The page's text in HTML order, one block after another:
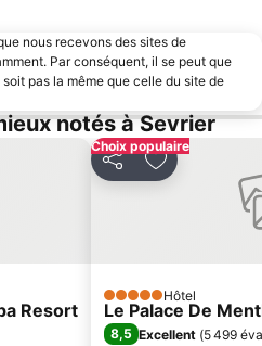
Centre International de Conférences Genève
Jet d'Eau
Plage de Duingt
Golf Club du Lac d'Annecy
Parc des Sports
Palais des Nations
Cité médiévale de Conflans
nous recevons des sites de
Par conséquent, il se peut que
pas la même que celle du site de
notés à Sevrier
Resort
Choix populaire
PartagerAjouter à
5 ÉtoilesHôtel
Le Palace De
8,5 Excellent (5 499